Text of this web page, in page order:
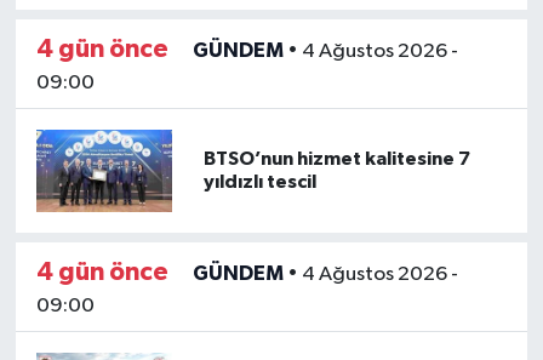
4 gün önce GÜNDEM• 4 Ağustos 2026 -
09:00
BTSO’nun hizmet kalitesine 7
yıldızlı tescil
4 gün önce GÜNDEM• 4 Ağustos 2026 -
09:00